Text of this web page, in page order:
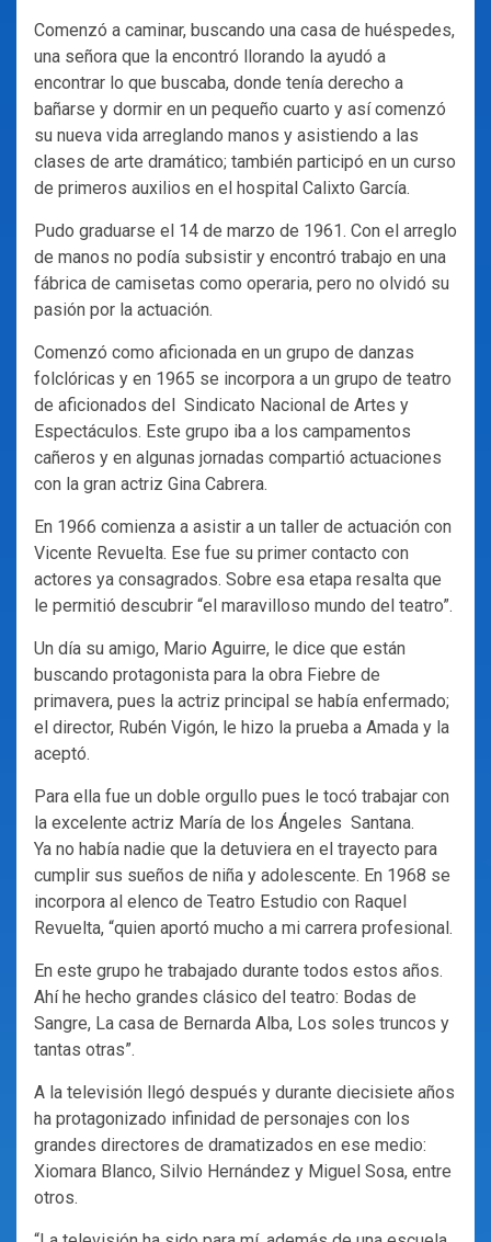
Comenzó a caminar, buscando una casa de huéspedes,
una señora que la encontró llorando la ayudó a
encontrar lo que buscaba, donde tenía derecho a
bañarse y dormir en un pequeño cuarto y así comenzó
su nueva vida arreglando manos y asistiendo a las
clases de arte dramático; también participó en un curso
de primeros auxilios en el hospital Calixto García.
Pudo graduarse el 14 de marzo de 1961. Con el arreglo
de manos no podía subsistir y encontró trabajo en una
fábrica de camisetas como operaria, pero no olvidó su
pasión por la actuación.
Comenzó como aficionada en un grupo de danzas
folclóricas y en 1965 se incorpora a un grupo de teatro
de aficionados del Sindicato Nacional de Artes y
Espectáculos. Este grupo iba a los campamentos
cañeros y en algunas jornadas compartió actuaciones
con la gran actriz Gina Cabrera.
En 1966 comienza a asistir a un taller de actuación con
Vicente Revuelta. Ese fue su primer contacto con
actores ya consagrados. Sobre esa etapa resalta que
le permitió descubrir “el maravilloso mundo del teatro”.
Un día su amigo, Mario Aguirre, le dice que están
buscando protagonista para la obra Fiebre de
primavera, pues la actriz principal se había enfermado;
el director, Rubén Vigón, le hizo la prueba a Amada y la
aceptó.
Para ella fue un doble orgullo pues le tocó trabajar con
la excelente actriz María de los Ángeles Santana.
Ya no había nadie que la detuviera en el trayecto para
cumplir sus sueños de niña y adolescente. En 1968 se
incorpora al elenco de Teatro Estudio con Raquel
Revuelta, “quien aportó mucho a mi carrera profesional.
En este grupo he trabajado durante todos estos años.
Ahí he hecho grandes clásico del teatro: Bodas de
Sangre, La casa de Bernarda Alba, Los soles truncos y
tantas otras”.
A la televisión llegó después y durante diecisiete años
ha protagonizado infinidad de personajes con los
grandes directores de dramatizados en ese medio:
Xiomara Blanco, Silvio Hernández y Miguel Sosa, entre
otros.